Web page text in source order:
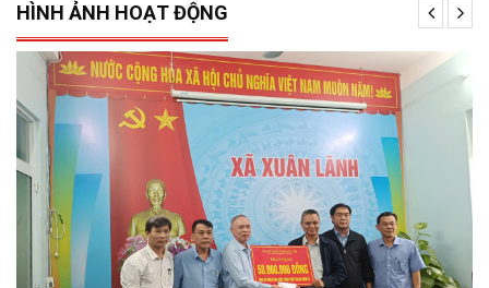
HÌNH ẢNH HOẠT ĐỘNG